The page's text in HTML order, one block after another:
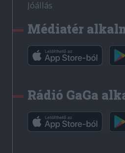
Jóállás
Médiatér
Rádió GaGa